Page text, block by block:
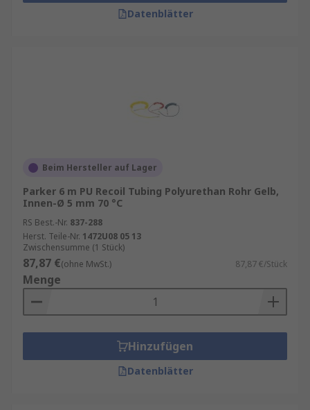
Datenblätter
Beim Hersteller auf Lager
Parker 6 m PU Recoil Tubing Polyurethan Rohr Gelb,
Innen-Ø 5 mm 70 °C
RS Best.-Nr. 837-288
Herst. Teile-Nr. 1472U08 05 13
Zwischensumme (1 Stück)
87,87 €(ohne MwSt.) 87,87 €/Stück
Menge
Hinzufügen
Datenblätter